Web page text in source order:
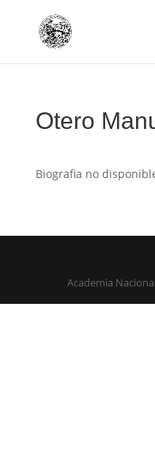
Otero
Biografia no
Academia